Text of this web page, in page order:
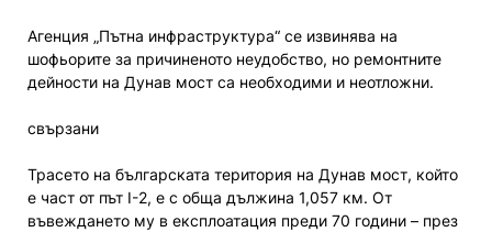
Агенция „Пътна инфраструктура“ се извинява на
шофьорите за причиненото неудобство, но ремонтните
дейности на Дунав мост са необходими и неотложни.
свързани
Трасето на българската територия на Дунав мост, който
е част от път I-2, е с обща дължина 1,057 км. От
въвеждането му в експлоатация преди 70 години – през